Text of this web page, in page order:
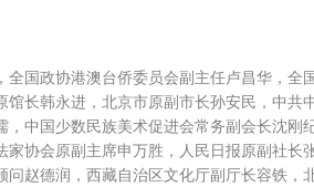
国政协港澳台侨委员会副主任卢昌华，
长韩永进，北京市原副市长孙安民，中
中国少数民族美术促进会常务副会长沈
协会原副主席申万胜，人民日报原副社
赵德润，西藏自治区文化厅副厅长容铁